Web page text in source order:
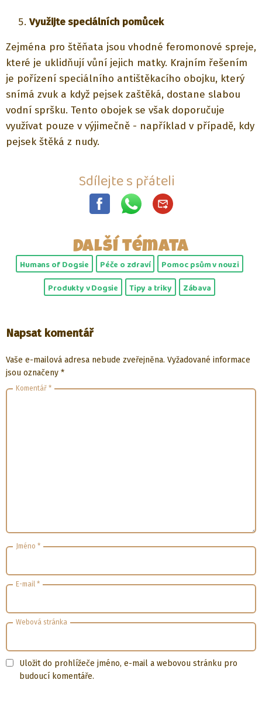
Využijte speciálních pomůcek
Zejména pro štěňata jsou vhodné feromonové spreje,
které je uklidňují vůní jejich matky. Krajním řešením
je pořízení speciálního antištěkacího obojku, který
snímá zvuk a když pejsek zaštěká, dostane slabou
vodní spršku. Tento obojek se však doporučuje
využívat pouze v výjimečně - například v případě, kdy
pejsek štěká z nudy.
Sdílejte s přáteli
Další témata
Humans of Dogsie Péče o zdraví
Pomoc psům v nouzi
Produkty v Dogsie
Tipy a triky Zábava
Napsat komentář
Vaše e-mailová adresa nebude zveřejněna. Vyžadované informace
jsou označeny *
Komentář *
Jméno *
E-mail *
Webová stránka
Uložit do prohlížeče jméno, e-mail a webovou stránku pro
budoucí komentáře.